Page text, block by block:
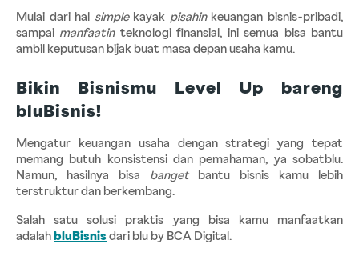
Mulai dari hal simple kayak pisahin keuangan bisnis-pribadi,
sampai manfaatin teknologi finansial, ini semua bisa bantu
ambil keputusan bijak buat masa depan usaha kamu.
Bikin Bisnismu Level Up bareng
bluBisnis!
Mengatur keuangan usaha dengan strategi yang tepat
memang butuh konsistensi dan pemahaman, ya sobatblu.
Namun, hasilnya bisa banget bantu bisnis kamu lebih
terstruktur dan berkembang.
Salah satu solusi praktis yang bisa kamu manfaatkan
adalahbluBisnisdari blu by BCA Digital.